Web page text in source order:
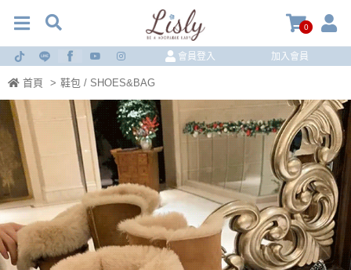
0
會員登入 加入會員
首頁 > 鞋包 / SHOES&BAG